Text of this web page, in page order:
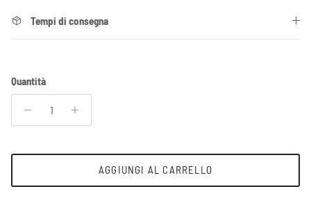
Tempi di consegna
Quantità
AGGIUNGI AL CARRELLO